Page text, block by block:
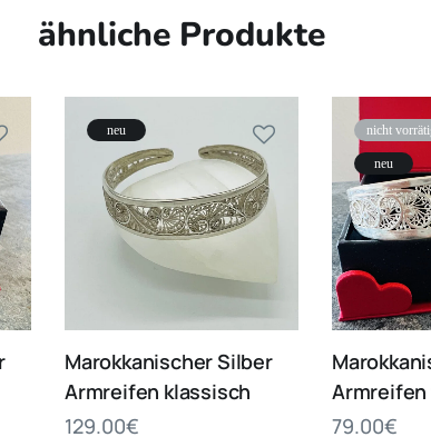
ähnliche Produkte
neu
Marokkanischer Silber
Armreifen klassisch
129.00€
nicht
neu
Armreifen
79.00€